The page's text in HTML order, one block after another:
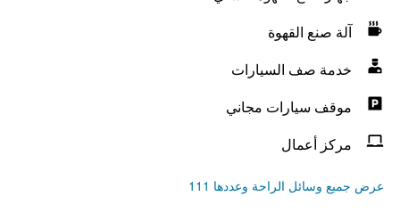
آلة صنع القهوة
خدمة صف السيارات
موقف سيارات مجاني
مركز أعمال
عرض جميع وسائل الراحة وعددها 111